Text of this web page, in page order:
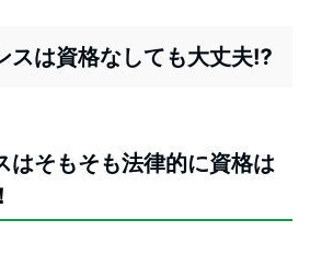
スは資格なしても大丈夫⁉
はそもそも法律的に資格は